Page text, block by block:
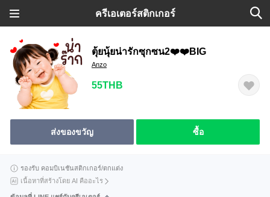
ครีเอเตอร์สติกเกอร์
ตุ้ยนุ้ยน่ารักซุกซน2❤️❤️BIG
Anzo
55THB
ส่งของขวัญ ซื้อ
รองรับ คอมบิเนชันสติกเกอร์/ตกแต่ง
เนื้อหาที่สร้างโดย AI คืออะไร